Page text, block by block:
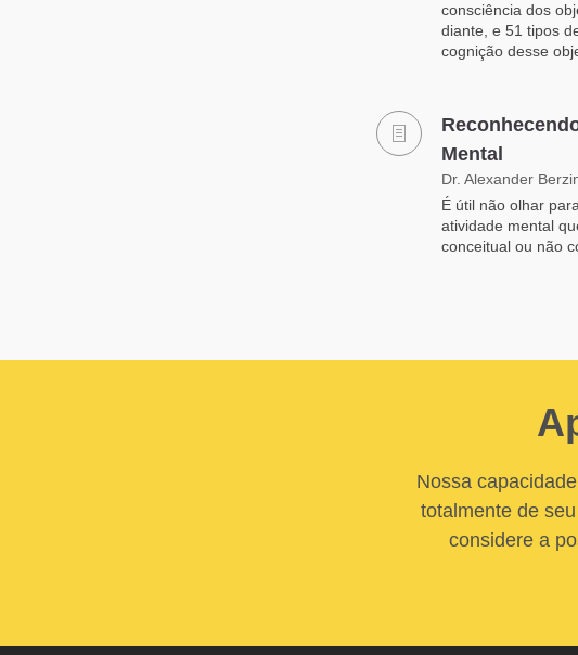
consciência dos
diante, e 51 tipos
cognição desse
Mental
Dr. Alexander
É útil não olhar
atividade mental
conceitual ou não
Nossa
totalmente de
considere a